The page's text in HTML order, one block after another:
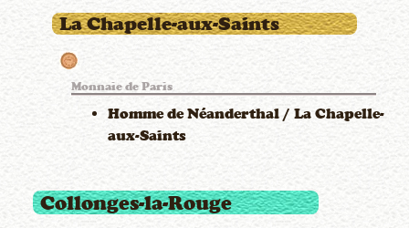
La Chapelle-aux-Saints
Monnaie de Paris
Homme de Néanderthal / La Chapelle-
aux-Saints
Collonges-la-Rouge